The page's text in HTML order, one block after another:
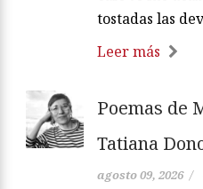
tostadas las
Leer más
Poemas de
Tatiana
agosto 09, 2026 /